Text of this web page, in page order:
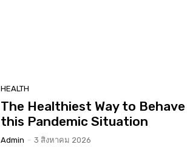
HEALTH
The Healthiest Way to
this Pandemic Situation
Admin - 3 สิงหาคม 2026